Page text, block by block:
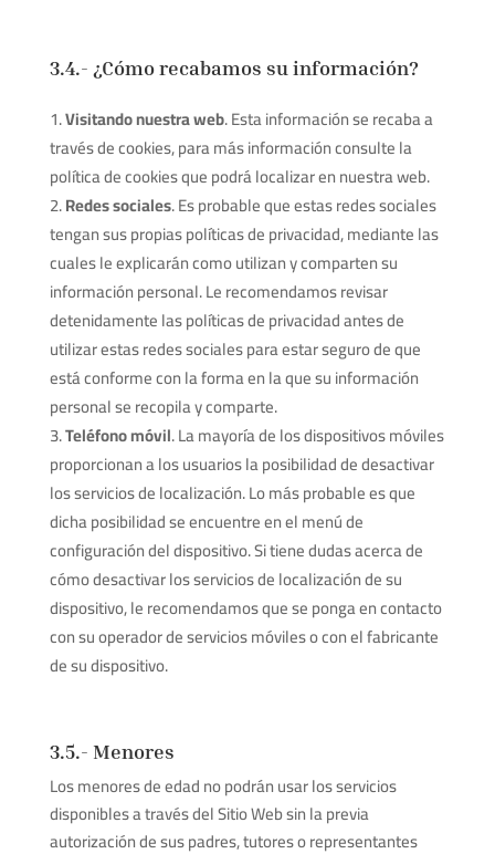
3.4.- ¿Cómo recabamos su información?
Visitando nuestra web. Esta información se recaba a
través de cookies, para más información consulte la
política de cookies que podrá localizar en nuestra web.
Redes sociales. Es probable que estas redes sociales
tengan sus propias políticas de privacidad, mediante las
cuales le explicarán como utilizan y comparten su
información personal. Le recomendamos revisar
detenidamente las políticas de privacidad antes de
utilizar estas redes sociales para estar seguro de que
está conforme con la forma en la que su información
personal se recopila y comparte.
Teléfono móvil. La mayoría de los dispositivos móviles
proporcionan a los usuarios la posibilidad de desactivar
los servicios de localización. Lo más probable es que
dicha posibilidad se encuentre en el menú de
configuración del dispositivo. Si tiene dudas acerca de
cómo desactivar los servicios de localización de su
dispositivo, le recomendamos que se ponga en contacto
con su operador de servicios móviles o con el fabricante
de su dispositivo.
3.5.- Menores
Los menores de edad no podrán usar los servicios
disponibles a través del Sitio Web sin la previa
autorización de sus padres, tutores o representantes